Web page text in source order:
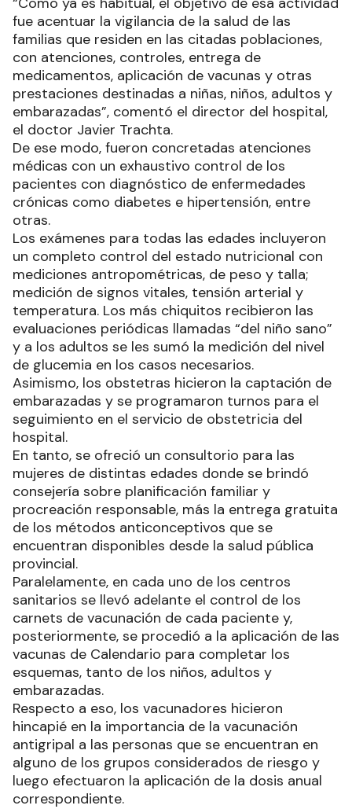
fue acentuar la vigilancia de la salud de las
familias que residen en las citadas poblaciones,
con atenciones, controles, entrega de
medicamentos, aplicación de vacunas y otras
prestaciones destinadas a niñas, niños, adultos y
embarazadas”, comentó el director del hospital,
el doctor Javier Trachta.
De ese modo, fueron concretadas atenciones
médicas con un exhaustivo control de los
pacientes con diagnóstico de enfermedades
crónicas como diabetes e hipertensión, entre
otras.
Los exámenes para todas las edades incluyeron
un completo control del estado nutricional con
mediciones antropométricas, de peso y talla;
medición de signos vitales, tensión arterial y
temperatura. Los más chiquitos recibieron las
evaluaciones periódicas llamadas “del niño sano”
y a los adultos se les sumó la medición del nivel
de glucemia en los casos necesarios.
Asimismo, los obstetras hicieron la captación de
embarazadas y se programaron turnos para el
seguimiento en el servicio de obstetricia del
hospital.
En tanto, se ofreció un consultorio para las
mujeres de distintas edades donde se brindó
consejería sobre planificación familiar y
procreación responsable, más la entrega gratuita
de los métodos anticonceptivos que se
encuentran disponibles desde la salud pública
provincial.
Paralelamente, en cada uno de los centros
sanitarios se llevó adelante el control de los
carnets de vacunación de cada paciente y,
posteriormente, se procedió a la aplicación de las
vacunas de Calendario para completar los
esquemas, tanto de los niños, adultos y
embarazadas.
Respecto a eso, los vacunadores hicieron
hincapié en la importancia de la vacunación
antigripal a las personas que se encuentran en
alguno de los grupos considerados de riesgo y
luego efectuaron la aplicación de la dosis anual
correspondiente.